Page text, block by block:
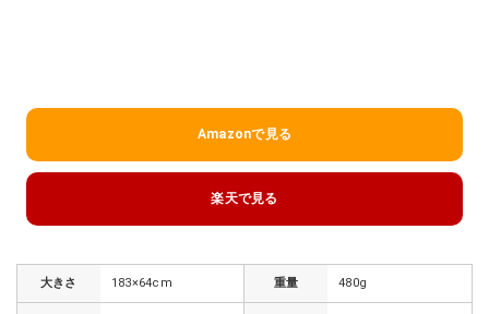
Amazonで見る
楽天で見る
大きさ 183×64cm 重量 480g